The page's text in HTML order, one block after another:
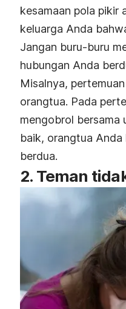
kesamaan pola pikir
keluarga Anda
Jangan buru-buru
hubungan Anda
Misalnya,
orangtua. Pada
mengobrol bersama
baik, orangtua Anda
berdua.
2. Teman